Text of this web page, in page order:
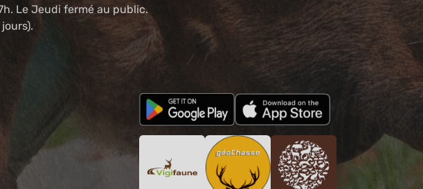
Le Jeudi fermé au public.